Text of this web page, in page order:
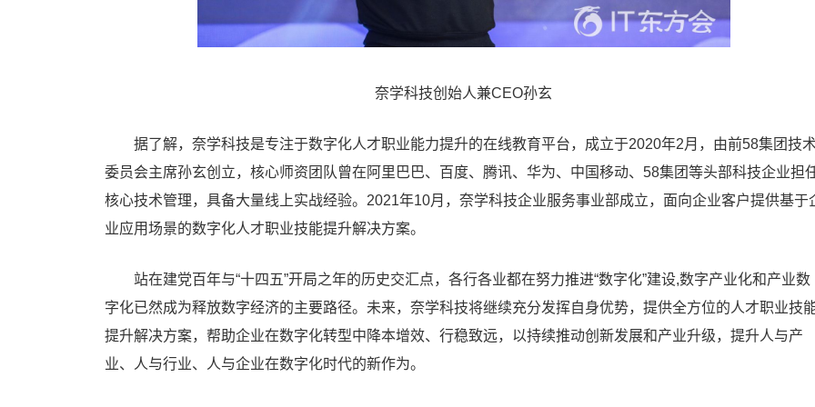
奈学科技创始人兼CEO孙玄
据了解，奈学科技是专注于数字化人才职业能力提升的在线教育平台，成立于2020年2月，由前58集团技
委员会主席孙玄创立，核心师资团队曾在阿里巴巴、百度、腾讯、华为、中国移动、58集团等头部科技企业担
核心技术管理，具备大量线上实战经验。2021年10月，奈学科技企业服务事业部成立，面向企业客户提供基于
业应用场景的数字化人才职业技能提升解决方案。
站在建党百年与“十四五”开局之年的历史交汇点，各行各业都在努力推进“数字化”建设,数字产业化和产业数
字化已然成为释放数字经济的主要路径。未来，奈学科技将继续充分发挥自身优势，提供全方位的人才职业技
提升解决方案，帮助企业在数字化转型中降本增效、行稳致远，以持续推动创新发展和产业升级，提升人与产
业、人与行业、人与企业在数字化时代的新作为。